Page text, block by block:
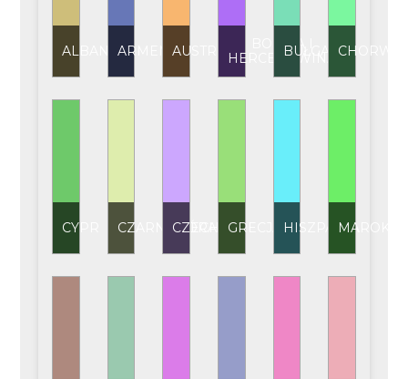
ALBANIAARMENIAAUSTRIA
BOŚNIA I
HERCEGOWINA
BUŁGARIA
CYPR CZARNOGÓRA
CZECHY GRECJA HISZPANIAMAROKO